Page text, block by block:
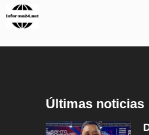
Últimas noticias